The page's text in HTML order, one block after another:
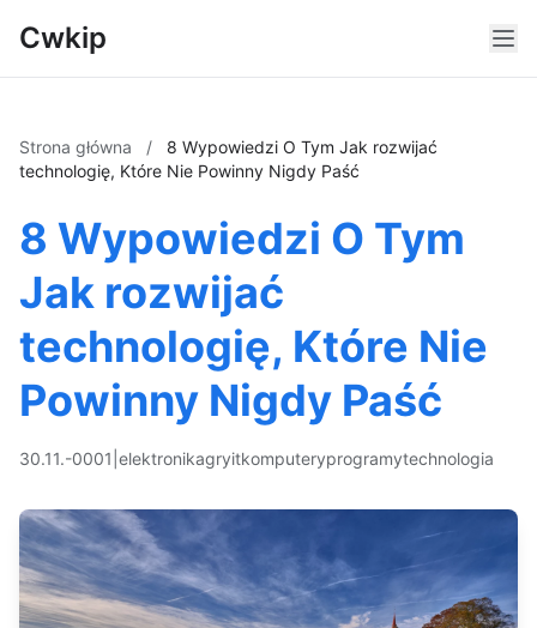
Cwkip
Strona główna /
8 Wypowiedzi O Tym Jak rozwijać
technologię, Które Nie Powinny Nigdy Paść
8 Wypowiedzi O Tym
Jak rozwijać
technologię, Które Nie
Powinny Nigdy Paść
30.11.-0001 elektronikagryitkomputeryprogramytechnologia